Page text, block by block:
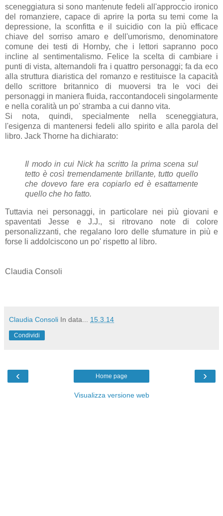
sceneggiatura si sono mantenute fedeli all'approccio ironico
del romanziere, capace di aprire la porta su temi come la
depressione, la sconfitta e il suicidio con la più efficace
chiave del sorriso amaro e dell'umorismo, denominatore
comune dei testi di Hornby, che i lettori sapranno poco
incline al sentimentalismo. Felice la scelta di cambiare i
punti di vista, alternandoli fra i quattro personaggi; fa da eco
alla struttura diaristica del romanzo e restituisce la capacità
dello scrittore britannico di muoversi tra le voci dei
personaggi in maniera fluida, raccontandoceli singolarmente
e nella coralità un po' stramba a cui danno vita.
Si nota, quindi, specialmente nella sceneggiatura,
l'esigenza di mantenersi fedeli allo spirito e alla parola del
libro. Jack Thorne ha dichiarato:
Il modo in cui Nick ha scritto la prima scena sul
tetto è così tremendamente brillante, tutto quello
che dovevo fare era copiarlo ed è esattamente
quello che ho fatto.
Tuttavia nei personaggi, in particolare nei più giovani e
spaventati Jesse e J.J., si ritrovano note di colore
personalizzanti, che regalano loro delle sfumature in più e
forse li addolciscono un po' rispetto al libro.
Claudia Consoli
Claudia Consoli In data... 15.3.14
Condividi
‹ ›
Home page
Visualizza versione web